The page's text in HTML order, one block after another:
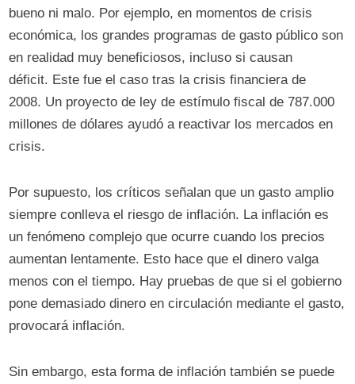
bueno ni malo. Por ejemplo, en momentos de crisis
económica, los grandes programas de gasto público son
en realidad muy beneficiosos, incluso si causan
déficit. Este fue el caso tras la crisis financiera de
2008. Un proyecto de ley de estímulo fiscal de 787.000
millones de dólares ayudó a reactivar los mercados en
crisis.
Por supuesto, los críticos señalan que un gasto amplio
siempre conlleva el riesgo de inflación. La inflación es
un fenómeno complejo que ocurre cuando los precios
aumentan lentamente. Esto hace que el dinero valga
menos con el tiempo. Hay pruebas de que si el gobierno
pone demasiado dinero en circulación mediante el gasto,
provocará inflación.
Sin embargo, esta forma de inflación también se puede